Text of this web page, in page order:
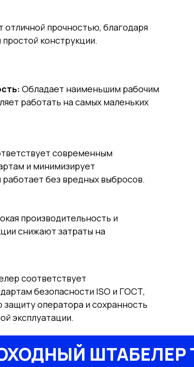
соответствует
безопасности ISO и ГОСТ,
оператора и сохранность
эксплуатации.
производительность и
снижают затраты на
современным
и минимизирует
без вредных выбросов.
Обладает наименьшим рабочим
работать на самых маленьких
отличной прочностью, благодаря
конструкции.
ШТАБЕЛЕР